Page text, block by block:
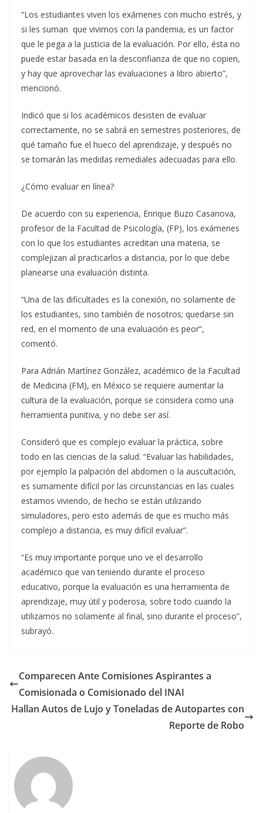
“Los estudiantes viven los exámenes con mucho estrés, y
si les suman que vivimos con la pandemia, es un factor
que le pega a la justicia de la evaluación. Por ello, ésta no
puede estar basada en la desconfianza de que no copien,
y hay que aprovechar las evaluaciones a libro abierto”,
mencionó.
Indicó que si los académicos desisten de evaluar
correctamente, no se sabrá en semestres posteriores, de
qué tamaño fue el hueco del aprendizaje, y después no
se tomarán las medidas remediales adecuadas para ello.
¿Cómo evaluar en línea?
De acuerdo con su experiencia, Enrique Buzo Casanova,
profesor de la Facultad de Psicología, (FP), los exámenes
con lo que los estudiantes acreditan una materia, se
complejizan al practicarlos a distancia, por lo que debe
planearse una evaluación distinta.
“Una de las dificultades es la conexión, no solamente de
los estudiantes, sino también de nosotros; quedarse sin
red, en el momento de una evaluación es peor”,
comentó.
Para Adrián Martínez González, académico de la Facultad
de Medicina (FM), en México se requiere aumentar la
cultura de la evaluación, porque se considera como una
herramienta punitiva, y no debe ser así.
Consideró que es complejo evaluar la práctica, sobre
todo en las ciencias de la salud. “Evaluar las habilidades,
por ejemplo la palpación del abdomen o la auscultación,
es sumamente difícil por las circunstancias en las cuales
estamos viviendo, de hecho se están utilizando
simuladores, pero esto además de que es mucho más
complejo a distancia, es muy difícil evaluar”.
“Es muy importante porque uno ve el desarrollo
académico que van teniendo durante el proceso
educativo, porque la evaluación es una herramienta de
aprendizaje, muy útil y poderosa, sobre todo cuando la
utilizamos no solamente al final, sino durante el proceso”,
subrayó.
Comparecen Ante Comisiones Aspirantes a
Comisionada o Comisionado del INAI
Hallan Autos de Lujo y Toneladas de Autopartes con
Reporte de Robo